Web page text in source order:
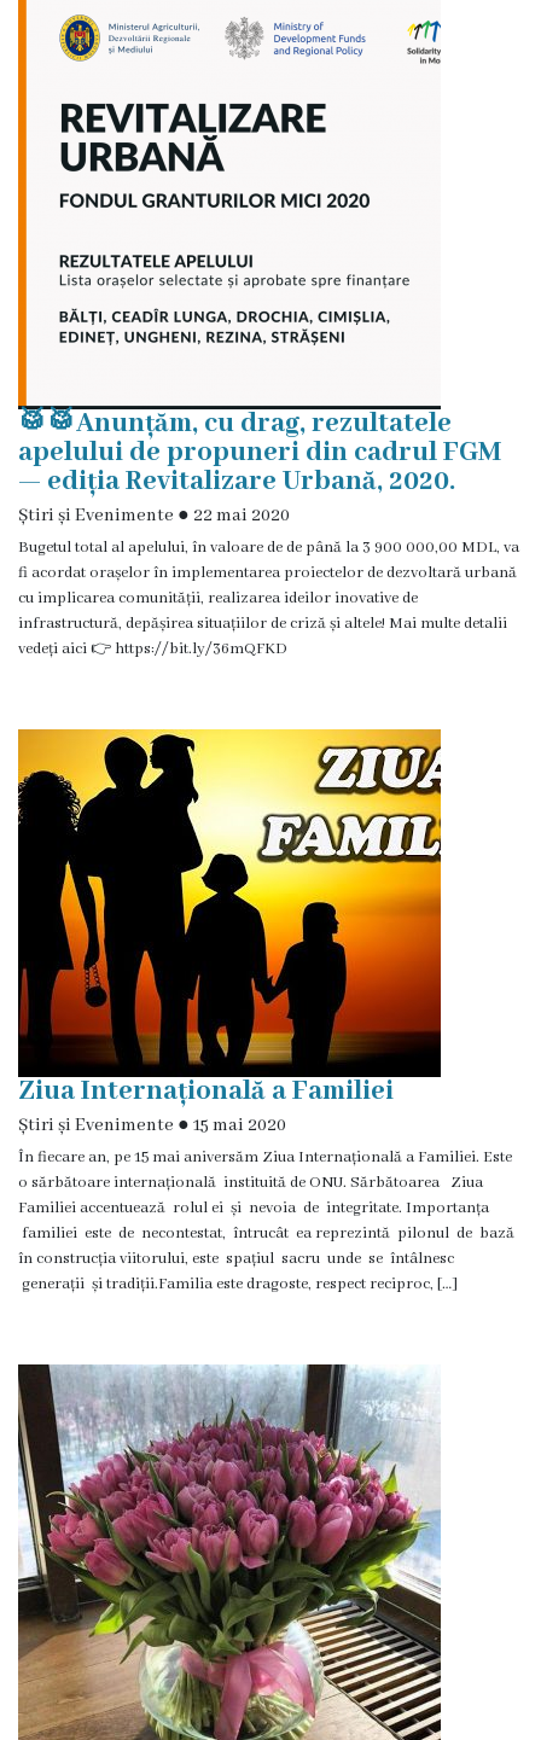
comercială
a
orașului
Rezina”
ONG-
uri
Posturi
Consiliul
Componența
Consiliului
Secretar
Comisii
specialitate
Activitatea
Deciziile
consiliului
Regulamentul
consiliului
Ședințele
Consiliului
Ședința
consiliului
online
Transparență
Licitații
și
achiziții
Rapoarte
Plan
🥁🥁Anunțăm, cu drag, rezultatele
apelului de propuneri din cadrul FGM
— ediția Revitalizare Urbană, 2020.
Știri și Evenimente ● 22 mai 2020
Bugetul total al apelului, în valoare de de până la 3 900 000,00 MDL, va
fi acordat orașelor în implementarea proiectelor de dezvoltară urbană
cu implicarea comunității, realizarea ideilor inovative de
infrastructură, depășirea situațiilor de criză și altele! Mai multe detalii
vedeți aici 👉 https://bit.ly/36mQFKD
Ziua Internațională a Familiei
Știri și Evenimente ● 15 mai 2020
În fiecare an, pe 15 mai aniversăm Ziua Internațională a Familiei. Este
o sărbătoare internațională instituită de ONU. Sărbătoarea Ziua
Familiei accentuează rolul ei și nevoia de integritate. Importanța
familiei este de necontestat, întrucât ea reprezintă pilonul de bază
în construcția viitorului, este spațiul sacru unde se întâlnesc
generații și tradiții.Familia este dragoste, respect reciproc, […]